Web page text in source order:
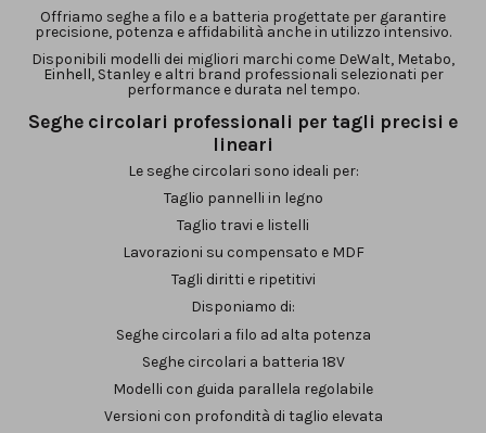
Offriamo seghe a filo e a batteria progettate per garantire
precisione, potenza e affidabilità anche in utilizzo intensivo.
Disponibili modelli dei migliori marchi come DeWalt, Metabo,
Einhell, Stanley e altri brand professionali selezionati per
performance e durata nel tempo.
Seghe circolari professionali per tagli precisi e
lineari
Le seghe circolari sono ideali per:
Taglio pannelli in legno
Taglio travi e listelli
Lavorazioni su compensato e MDF
Tagli diritti e ripetitivi
Disponiamo di:
Seghe circolari a filo ad alta potenza
Seghe circolari a batteria 18V
Modelli con guida parallela regolabile
Versioni con profondità di taglio elevata